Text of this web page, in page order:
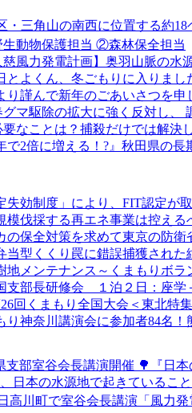
三角山の南西に位置する約18
生動物保護担当 ②森林保全担当
慈風力発電計画】奥羽山脈の
とよくん、冬ごもりに入りまし
り謹んで新年のごあいさつを申
マ駆除の拡大に強く反対し、
なことは？捕殺だけでは解決
で2倍に増える！?』秋田県の
失効制度」により、FIT認定が
模伐採する再エネ事業は控え
の保全対策を求めて東京の防
当型くくり罠に錯誤捕獲され
地メンテナンス～くまもりボラ
支部長研修会 １泊２日：座学
回くまもり全国大会＜東北
り神奈川講演会に参加者84名
支部室谷会長講演開催 🌳『日
日本の水源地で起きているこ
高川町で室谷会長講演「風力発